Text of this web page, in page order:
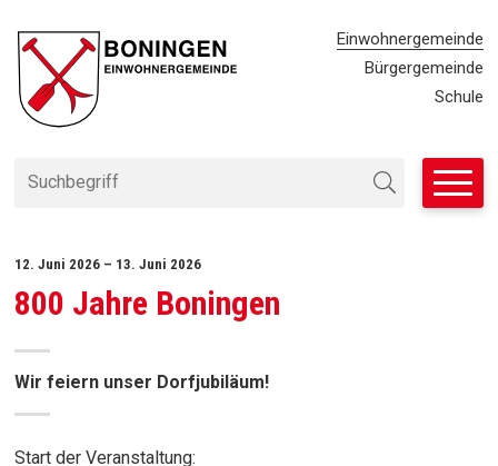
Navigieren in
Suchbegriff
Suche starten
Einwohnergemeinde
Bürgergemeinde
Schule
800 Jahre Boningen
12. Juni 2026 – 13. Juni 2026
Wir feiern unser Dorfjubiläum!
Start der Veranstaltung: